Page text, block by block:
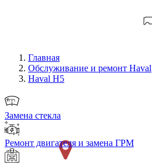
Главная
Обслуживание и ремонт Haval
Haval H5
Замена стекла
Ремонт двигателя и замена ГРМ